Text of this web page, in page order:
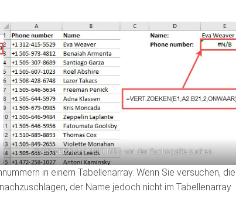
SVERWEIS kann nicht links von der Suchspalte suchen
in einem Tabellenarray. Wenn Sie versuchen, die
der Name jedoch nicht im Tabellenarray